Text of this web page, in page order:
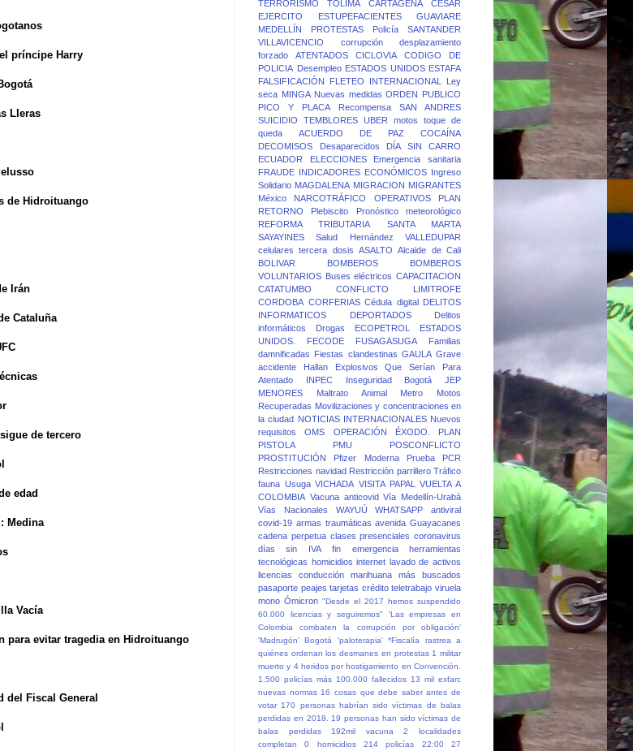
príncipe Harry
Lleras
de Hidroituango
Irán
Cataluña
de tercero
edad
Medina
Vacía
para evitar tragedia en Hidroituango
del Fiscal General
TERRORISMO
TOLIMA CARTAGENA
CESAR
EJERCITO
ESTUPEFACIENTES
GUAVIARE
MEDELLÍN
PROTESTAS Policía
SANTANDER
VILLAVICENCIO
corrupción
desplazamiento
forzado
ATENTADOS CICLOVIA
CODIGO DE
POLICIA Desempleo ESTADOS UNIDOS ESTAFA
FALSIFICACIÓN
FLETEO INTERNACIONAL
Ley
seca MINGA Nuevas medidas ORDEN PUBLICO
PICO Y PLACA
Recompensa
SAN ANDRES
SUICIDIO
TEMBLORES UBER motos
toque de
queda
ACUERDO DE PAZ
COCAÍNA
DECOMISOS
Desaparecidos
DÍA SIN CARRO
ECUADOR
ELECCIONES
Emergencia sanitaria
FRAUDE
INDICADORES ECONÓMICOS
Ingreso
Solidario MAGDALENA MIGRACION MIGRANTES
México
NARCOTRÁFICO OPERATIVOS
PLAN
RETORNO
Plebiscito
Pronóstico meteorológico
REFORMA TRIBUTARIA
SANTA MARTA
SAYAYINES
Salud Hernández
VALLEDUPAR
celulares
tercera dosis ASALTO
Alcalde de Cali
BOLIVAR
BOMBEROS
BOMBEROS
VOLUNTARIOS Buses eléctricos CAPACITACION
CATATUMBO
CONFLICTO LIMITROFE
CORDOBA CORFERIAS Cédula digital
DELITOS
INFORMATICOS
DEPORTADOS
Delitos
informáticos
Drogas ECOPETROL
ESTADOS
UNIDOS.
FECODE FUSAGASUGA
Familias
damnificadas
Fiestas clandestinas GAULA Grave
accidente
Hallan Explosivos Que Serían Para
Atentado
INPEC Inseguridad Bogotá
JEP
MENORES
Maltrato Animal Metro
Motos
Recuperadas Movilizaciones y concentraciones en
la ciudad NOTICIAS INTERNACIONALES Nuevos
requisitos
OMS OPERACIÓN ÉXODO.
PLAN
PISTOLA
PMU
POSCONFLICTO
PROSTITUCIÓN
Pfizer Moderna
Prueba PCR
Restricciones navidad Restricción parrillero Tráfico
fauna Usuga VICHADA VISITA PAPAL
VUELTA A
COLOMBIA Vacuna anticovid Vía Medellín-Urabá
Vías Nacionales
WAYUÚ WHATSAPP
antiviral
covid-19 armas traumáticas avenida Guayacanes
cadena perpetua clases presenciales coronavirus
días sin IVA
fin emergencia
herramientas
tecnológicas homicidios internet lavado de activos
licencias conducción
marihuana
más buscados
pasaporte peajes tarjetas crédito teletrabajo viruela
mono Ómicron "Desde el 2017 hemos suspendido
60.000 licencias y seguiremos"
'Las empresas en
Colombia combaten la corrupción por obligación'
'Madrugón' Bogotá
'paloterapia' *Fiscalía rastrea a
quiénes ordenan los desmanes en protestas 1 militar
muerto y 4 heridos por hostigamiento en Convención.
1.500 policías más 100.000 fallecidos 13 mil exfarc
nuevas normas 16 cosas que debe saber antes de
votar 170 personas habrían sido víctimas de balas
perdidas en 2018. 19 personas han sido víctimas de
balas perdidas
192mil vacuna
2 localidades
completan 0 homicidios
214 policías 22:00 27